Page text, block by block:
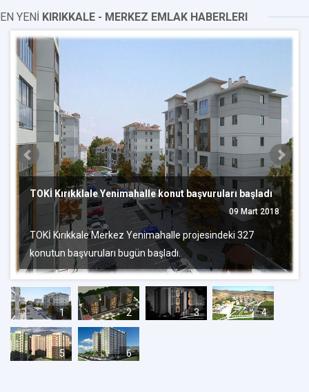
EN YENİ KIRIKKALE - MERKEZ EMLAK HABERLERI
TOKİ Kırıkklale Yenimahalle konut başvuruları başladı
09 Mart 2018
TOKİ Kırıkkale Merkez Yenimahalle projesindeki 327
konutun başvuruları bugün başladı.
1 2 3 4
5 6